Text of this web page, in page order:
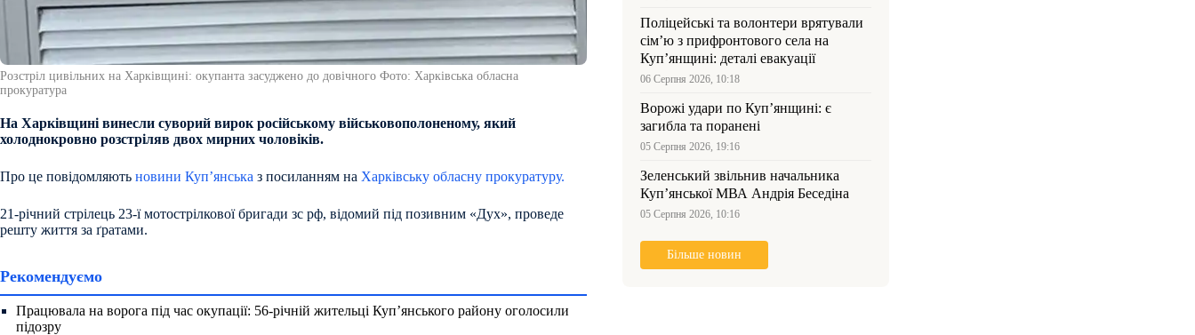
Розстріл цивільних на Харківщині: окупанта засуджено до довічного Фото: Харківська обласна
прокуратура
На Харківщині винесли суворий вирок російському військовополоненому, який
холоднокровно розстріляв двох мирних чоловіків.
Про це повідомляють новини Купʼянська з посиланням на Харківську обласну прокуратуру.
21-річний стрілець 23-ї мотострілкової бригади зс рф, відомий під позивним «Дух», проведе
решту життя за ґратами.
Рекомендуємо
Працювала на ворога під час окупації: 56-річній жительці Куп’янського району оголосили
підозру
Поліцейські та волонтери врятували
сім’ю з прифронтового села на
Куп’янщині: деталі евакуації
06 Серпня 2026, 10:18
Ворожі удари по Куп’янщині: є
загибла та поранені
05 Серпня 2026, 19:16
Зеленський звільнив начальника
Купʼянської МВА Андрія Беседіна
05 Серпня 2026, 10:16
Більше новин